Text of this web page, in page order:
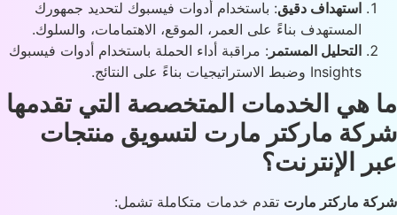
استهداف دقيق: باستخدام أدوات فيسبوك لتحديد جمهورك
المستهدف بناءً على العمر، الموقع، الاهتمامات، والسلوك.
التحليل المستمر: مراقبة أداء الحملة باستخدام أدوات فيسبوك
Insights وضبط الاستراتيجيات بناءً على النتائج.
هي الخدمات المتخصصة التي تقدمها
ماركتر مارت لتسويق منتجات
الإنترنت؟
ماركتر مارت تقدم خدمات متكاملة تشمل: